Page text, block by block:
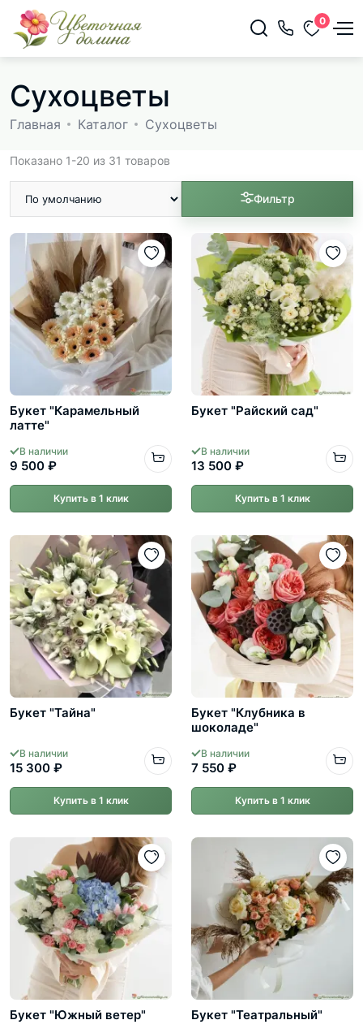
0
Сухоцветы
Главная Каталог Сухоцветы
Показано 1-20 из 31 товаров
Фильтр
Букет "Карамельный
латте"
В наличии
9 500 ₽
Купить в 1 клик
Букет "Райский сад"
В наличии
13 500 ₽
Купить в 1 клик
Букет "Тайна"
В наличии
15 300 ₽
Купить в 1 клик
Букет "Клубника в
шоколаде"
В наличии
7 550 ₽
Купить в 1 клик
Букет "Южный ветер" Букет "Театральный"